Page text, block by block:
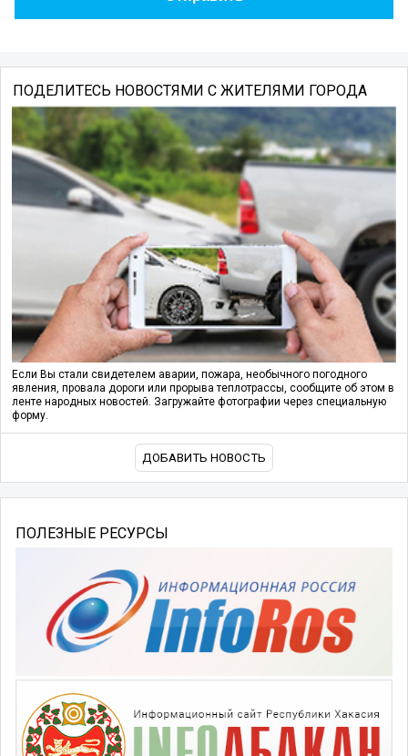
ПОДЕЛИТЕСЬ НОВОСТЯМИ С ЖИТЕЛЯМИ ГОРОДА
Если Вы стали свидетелем аварии, пожара, необычного погодного
явления, провала дороги или прорыва теплотрассы, сообщите об этом в
ленте народных новостей. Загружайте фотографии через специальную
форму.
ДОБАВИТЬ НОВОСТЬ
ПОЛЕЗНЫЕ РЕСУРСЫ